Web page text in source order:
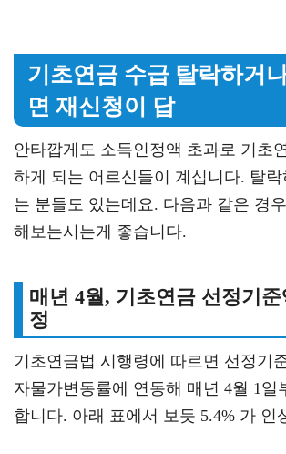
기초연금 수급 탈락하거
면 재신청이 답
안타깝게도 소득인정액 초과로 기초
하게 되는 어르신들이 계십니다. 탈락
는 분들도 있는데요. 다음과 같은 경
해보는시는게 좋습니다.
매년 4월, 기초연금 선정기
정
기초연금법 시행령에 따르면 선정기
자물가변동률에 연동해 매년 4월 1일
합니다. 아래 표에서 보듯 5.4% 가 인